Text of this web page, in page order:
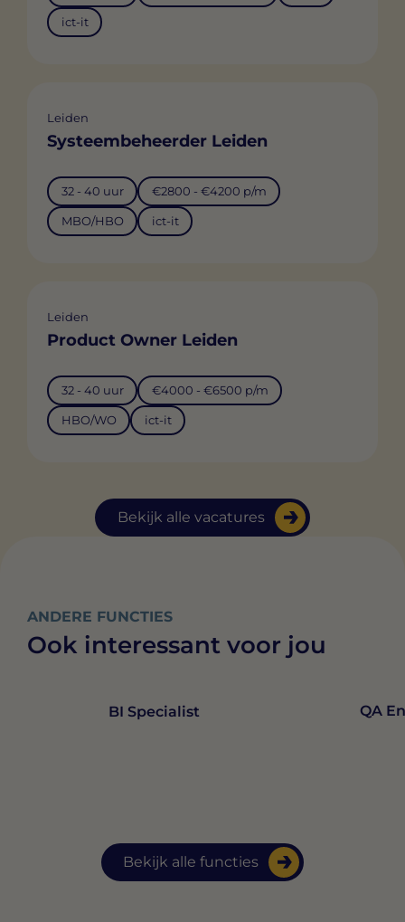
Bekijk alle vacatures
ict-it
Leiden
Systeembeheerder Leiden
32 - 40 uur €2800 - €4200 p/m
MBO/HBO ict-it
Leiden
Product Owner Leiden
32 - 40 uur €4000 - €6500 p/m
HBO/WO ict-it
ANDERE FUNCTIES
Ook interessant voor jou
Bekijk alle functies
BI Specialist QA